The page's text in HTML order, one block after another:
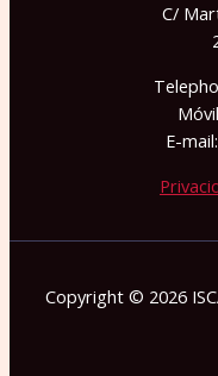
C/
E-
Copyright © 2026